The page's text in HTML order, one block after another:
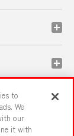
to
We
our
it with